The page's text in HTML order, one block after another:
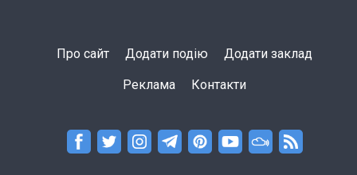
Про сайт Додати подію Додати заклад
Реклама Контакти